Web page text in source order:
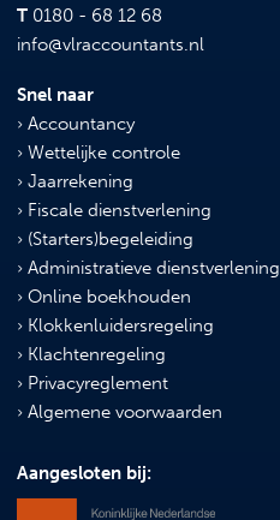
T0180 - 68 12 68
info@vlraccountants.nl
Snel naar
Accountancy
Wettelijke controle
Jaarrekening
Fiscale dienstverlening
(Starters)begeleiding
Administratieve dienstverlening
Online boekhouden
Klokkenluidersregeling
Klachtenregeling
Privacyreglement
Algemene voorwaarden
Aangesloten bij: